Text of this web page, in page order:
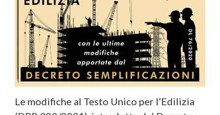
Le modifiche al Testo Unico per l’Edilizia